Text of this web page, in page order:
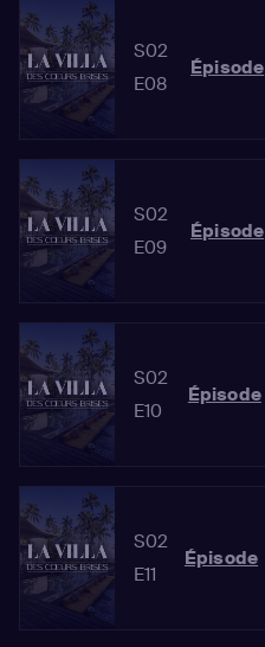
S02
E08
Épisode
S02
E09
Épisode
S02
E10
Épisode
S02
E11
Épisode